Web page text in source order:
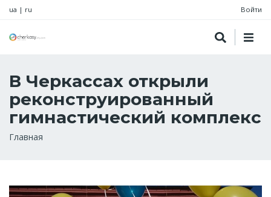
ua | ru Войти
В Черкассах открыли
реконструированный
гимнастический комплекс
Строка
Главная